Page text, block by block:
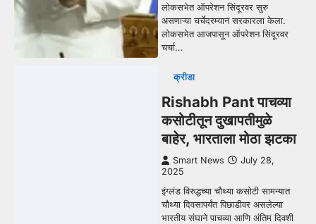
लोकसभेत ऑपरेशन सिंदूरवर सुरु
असणाऱ्या चर्चेदरम्यान सरकारला केला.
लोकसभेत आजपासून ऑपरेशन सिंदूरवर
चर्चा…
क्रीडा
Rishabh Pant पाचव्या
कसोटीतून दुखापतीमुळे
बाहेर, भारताला मोठा झटका
Smart News
July 28,
2025
इंग्लंड विरुद्धच्या चौथ्या कसोटी सामन्यात
चौथ्या दिवसापर्यंत पिछाडीवर असलेल्या
भारतीय संघाने पाचव्या आणि अंतिम दिवशी